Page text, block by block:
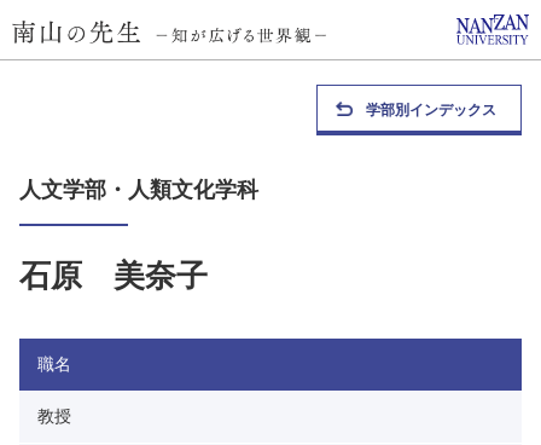
学部別インデックス
人文学部・人類文化学科
石原 美奈子
職名
教授